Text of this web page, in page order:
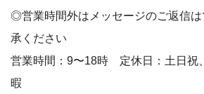
◎営業時間外はメッセージのご返信は
承ください
営業時間：9〜18時 定休日：土日祝
暇